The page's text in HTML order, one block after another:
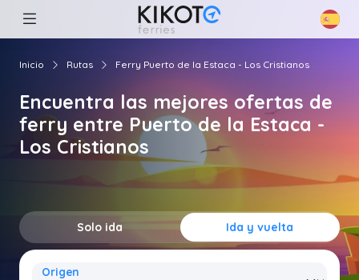
Inicio Rutas Ferry Puerto de la Estaca - Los Cristianos
Encuentra las mejores ofertas de
ferry entre Puerto de la Estaca -
Los Cristianos
Solo ida Ida y vuelta
Origen